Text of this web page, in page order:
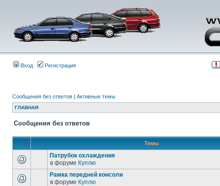
Вход Регистрация
Сообщения без ответов | Активные темы
ГЛАВНАЯ
Сообщения без ответов
Темы
Патрубок охлаждения
в форуме Куплю
Рамка передней консоли
в форуме Куплю